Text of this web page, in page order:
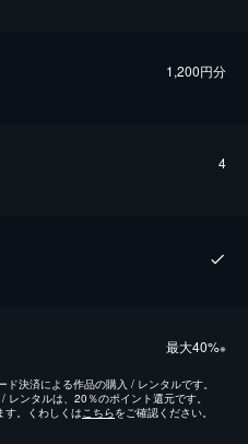
1,200円分
4
最⼤40%※
決済による作品の購入 / レンタルです。
ンタルは、20％のポイント還元です。
す。くわしくはこちらをご確認ください。